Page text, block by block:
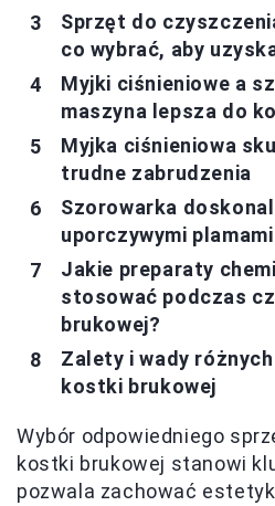
Sprzęt do
co wybrać, aby
Myjki ciśnieniowe a
maszyna lepsza do
Myjka ciśnieniowa
trudne zabrudzenia
Szorowarka
uporczywymi plamami
Jakie preparaty
stosować podczas
brukowej?
Zalety i wady
kostki brukowej
Wybór odpowiedniego
kostki brukowej stanowi
pozwala zachować